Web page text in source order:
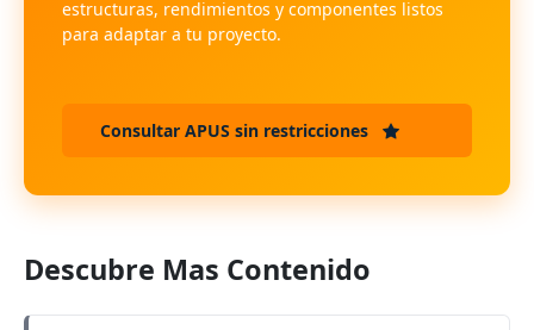
estructuras, rendimientos y componentes listos
para adaptar a tu proyecto.
Consultar APUS sin restricciones
Descubre Mas Contenido